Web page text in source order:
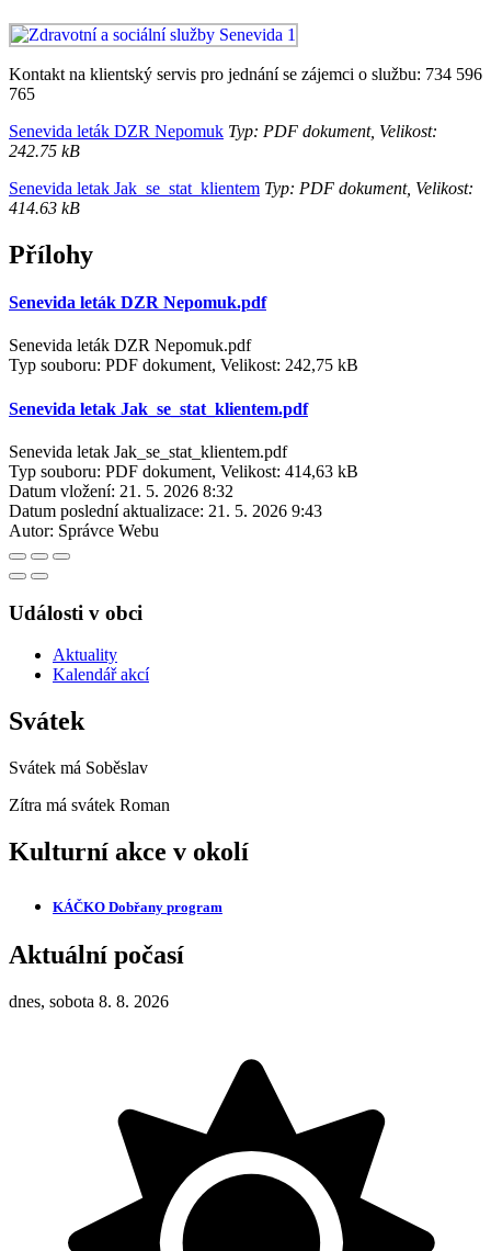
Kontakt na klientský servis pro jednání se zájemci o službu: 734 596
765
Senevida leták DZR Nepomuk Typ: PDF dokument, Velikost:
242.75 kB
Senevida letak Jak_se_stat_klientem Typ: PDF dokument, Velikost:
414.63 kB
Přílohy
Senevida leták DZR Nepomuk.pdf
Senevida leták DZR Nepomuk.pdf
Typ souboru: PDF dokument, Velikost: 242,75 kB
Senevida letak Jak_se_stat_klientem.pdf
Senevida letak Jak_se_stat_klientem.pdf
Typ souboru: PDF dokument, Velikost: 414,63 kB
Datum vložení: 21. 5. 2026 8:32
Datum poslední aktualizace: 21. 5. 2026 9:43
Autor: Správce Webu
Události v obci
Aktuality
Kalendář akcí
Svátek
Svátek má Soběslav
Zítra má svátek Roman
Kulturní akce v okolí
KÁČKO Dobřany program
Aktuální počasí
dnes, sobota 8. 8. 2026